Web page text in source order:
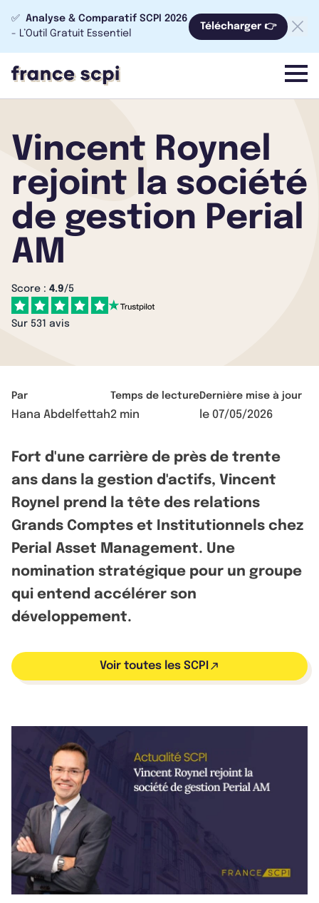
✅ Analyse & Comparatif SCPI 2026
- L’Outil Gratuit Essentiel
Télécharger 👉
menu
Vincent Roynel
rejoint la société
de gestion Perial
AM
Score : 4.9/5
Sur 531 avis
Par
Hana Abdelfettah
Temps de lecture
2 min
Dernière mise à jour
le 07/05/2026
Fort d'une carrière de près de trente
ans dans la gestion d'actifs, Vincent
Roynel prend la tête des relations
Grands Comptes et Institutionnels chez
Perial Asset Management. Une
nomination stratégique pour un groupe
qui entend accélérer son
développement.
Voir toutes les SCPI